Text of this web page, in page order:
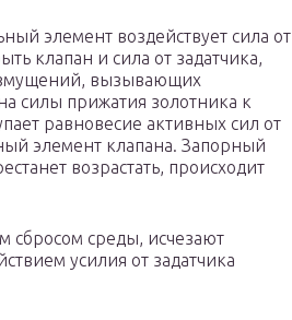
элемент воздействует сила от
клапан и сила от задатчика,
вызывающих
силы прижатия золотника к
равновесие активных сил от
элемент клапана. Запорный
возрастать, происходит
среды, исчезают
усилия от задатчика